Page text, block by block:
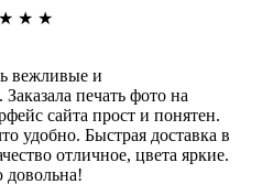
★ ★ ★
вежливые и
печать фото на
сайта прост и понятен.
удобно. Быстрая доставка в
отличное, цвета яркие.
довольна!